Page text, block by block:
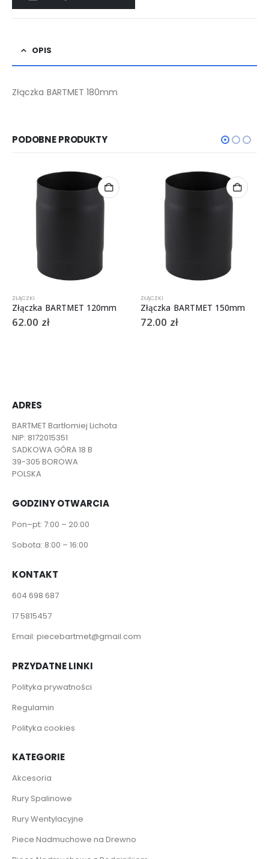
OPIS
Złączka BARTMET 180mm
PODOBNE PRODUKTY
ZŁĄCZKI
Złączka BARTMET 120mm
62.00 zł
ZŁĄCZKI
Złączka BARTMET 150mm
72.00 zł
ADRES
BARTMET Bartłomiej Lichota
NIP: 8172015351
SADKOWA GÓRA 18 B
39-305 BOROWA
POLSKA
GODZINY OTWARCIA
Pon–pt: 7:00 – 20:00
Sobota: 8:00 – 16:00
KONTAKT
604 698 687
17 5815457
Email: piecebartmet@gmail.com
PRZYDATNE LINKI
Polityka prywatności
Regulamin
Polityka cookies
KATEGORIE
Akcesoria
Rury Spalinowe
Rury Wentylacyjne
Piece Nadmuchowe na Drewno